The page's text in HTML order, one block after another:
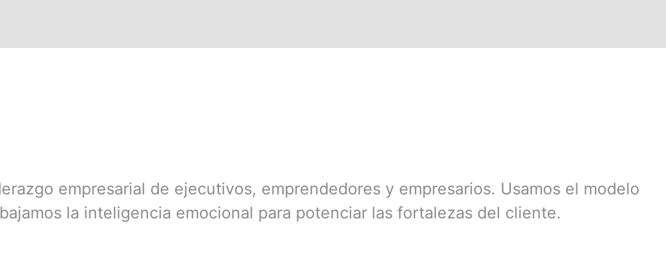
empresarial de ejecutivos, emprendedores y empresarios. Usamos el modelo
la inteligencia emocional para potenciar las fortalezas del cliente.